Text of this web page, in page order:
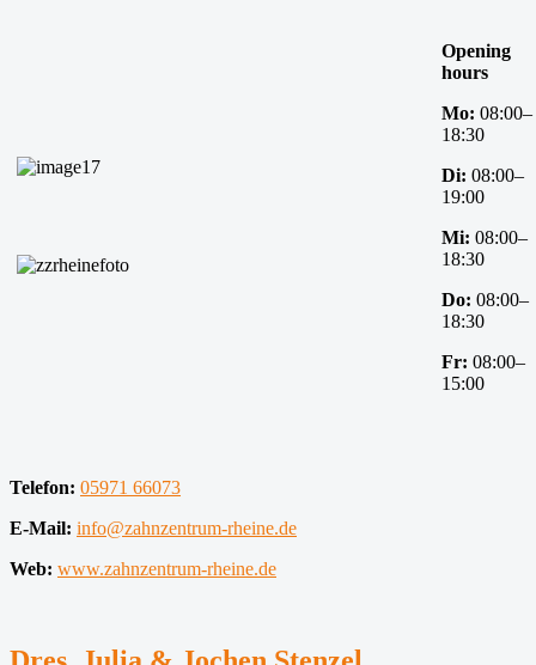
Opening
hours
Mo: 08:00–
18:30
Di: 08:00–
19:00
Mi: 08:00–
18:30
Do: 08:00–
18:30
Fr: 08:00–
15:00
Telefon: 05971 66073
E-Mail: info@zahnzentrum-rheine.de
Web: www.zahnzentrum-rheine.de